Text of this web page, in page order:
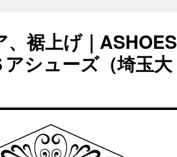
裾上げ｜ASHOES
アシューズ（埼玉大